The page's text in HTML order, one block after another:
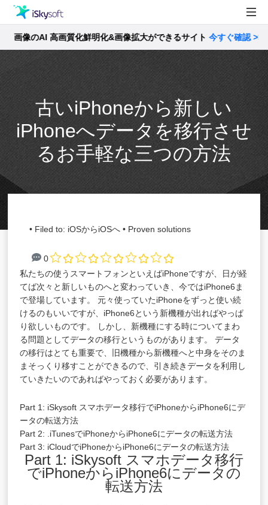
製品
Utility
製品活用事例
ストア
サポート
のAI 高画質化鮮明化&画像拡大ができるサイト今すぐ確認 >>
古いiPhoneから新しい
iPhoneへデータを移行させ
るお手軽な三つの方法
• Filed to: iOSからiOSへ • Proven solutions
0
私たちの使うスマートフォンといえばiPhoneですが、日が経
てば次々と新しいものへと変わっていき、今ではiPhone6ま
で登場しています。 元々使っていたiPhoneをずっと使い続
けるのもいいですが、iPhone6という新機種が出ればやっぱ
り欲しいものです。 しかし、新機種にする時についてまわ
る問題としてデータの移行というものがあります。 データ
の移行はとても重要で、旧機種から新機種へと中身をそのま
まそっくり移すことができるので、引き続きデータを利用し
ていきたいのであればやっておく必要があります。
Part 1: iSkysoft スマホデータ移行でiPhoneからiPhone6にデ
ータの転送方法
Part 2: .iTunesでiPhoneからiPhone6にデータの転送方法
Part 3: iCloudでiPhoneからiPhone6にデータの転送方法
Part 1: iSkysoft スマホデータ移行
でiPhoneからiPhone6にデータの
転送方法